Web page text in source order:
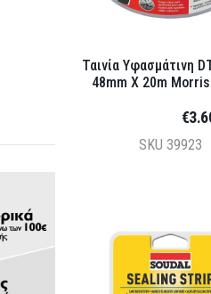
Ταινία Υφασμάτινη
48mm X 20m
SKU 39923